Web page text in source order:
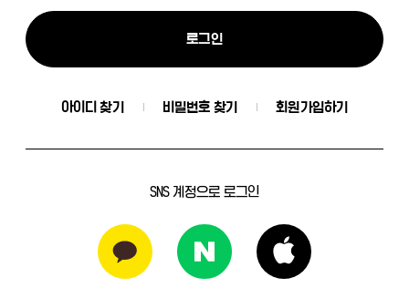
로그인
아이디 찾기 비밀번호 찾기 회원가입하기
SNS 계정으로 로그인